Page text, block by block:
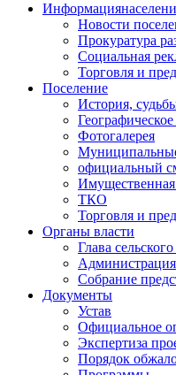
Информация
Новости
Прокуратура
Социальная
Торговля и
Поселение
История,
Фотогалерея
официальный
ТКО
Торговля и
Органы власти
Глава
Администрация
Собрание
Документы
Устав
Официальное
Экспертиза
Порядок